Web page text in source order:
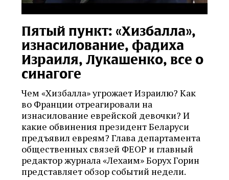
Пятый пункт: «Хизбалла»,
изнасилование, фадиха
Израиля, Лукашенко, все о
синагоге
Чем «Хизбалла» угрожает Израилю? Как
во Франции отреагировали на
изнасилование еврейской девочки? И
какие обвинения президент Беларуси
предъявил евреям? Глава департамента
общественных связей ФЕОР и главный
редактор журнала «Лехаим» Борух Горин
представляет обзор событий недели.